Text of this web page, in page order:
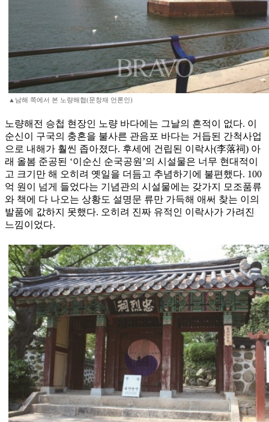
▲남해 쪽에서 본 노량해협(문창재 언론인)
노량해전 승첩 현장인 노량 바다에는 그날의 흔적이 없다. 이
순신이 구국의 충혼을 불사른 관음포 바다는 거듭된 간척사업
으로 내해가 훨씬 좁아졌다. 후세에 건립된 이락사(李落祠) 아
래 올봄 준공된 ‘이순신 순국공원’의 시설물은 너무 현대적이
고 크기만 해 오히려 옛일을 더듬고 추념하기에 불편했다. 100
억 원이 넘게 들었다는 기념관의 시설물에는 갖가지 모조품류
와 책에 다 나오는 상황도 설명문 류만 가득해 애써 찾는 이의
발품에 값하지 못했다. 오히려 진짜 유적인 이락사가 가려진
느낌이었다.